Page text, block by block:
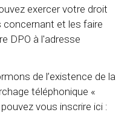
exercer votre droit
et les faire
DPO à l'adresse
de l’existence de la
téléphonique «
vous inscrire ici :